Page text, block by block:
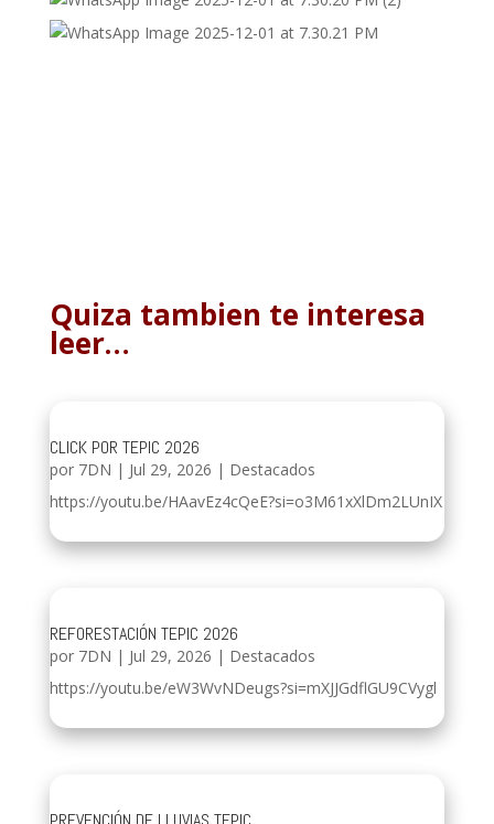
Quiza tambien te interesa
leer…
CLICK POR TEPIC 2026
por 7DN | Jul 29, 2026 | Destacados
https://youtu.be/HAavEz4cQeE?si=o3M61xXlDm2LUnIX
REFORESTACIÓN TEPIC 2026
por 7DN | Jul 29, 2026 | Destacados
https://youtu.be/eW3WvNDeugs?si=mXJJGdflGU9CVygl